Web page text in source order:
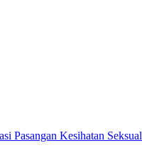
Pasangan Kesihatan Seksual